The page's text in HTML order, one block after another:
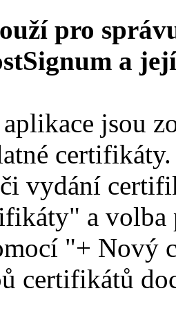
pro
a
jsou
vydání
a
"+ Nový
certifikátů